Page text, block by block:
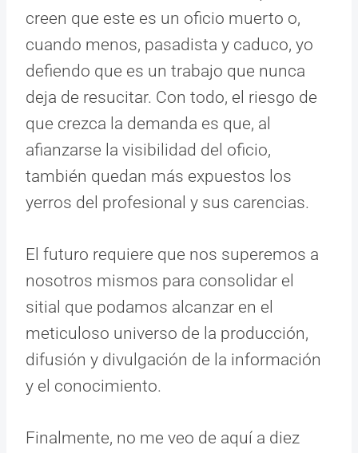
creen que este es un oficio muerto o,
cuando menos, pasadista y caduco, yo
defiendo que es un trabajo que nunca
deja de resucitar. Con todo, el riesgo de
que crezca la demanda es que, al
afianzarse la visibilidad del oficio,
también quedan más expuestos los
yerros del profesional y sus carencias.
El futuro requiere que nos superemos a
nosotros mismos para consolidar el
sitial que podamos alcanzar en el
meticuloso universo de la producción,
difusión y divulgación de la información
y el conocimiento.
Finalmente, no me veo de aquí a diez